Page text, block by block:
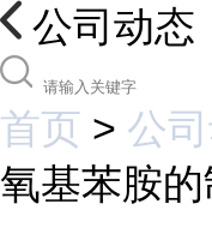
公司动态
首页 > 公
氧基苯胺